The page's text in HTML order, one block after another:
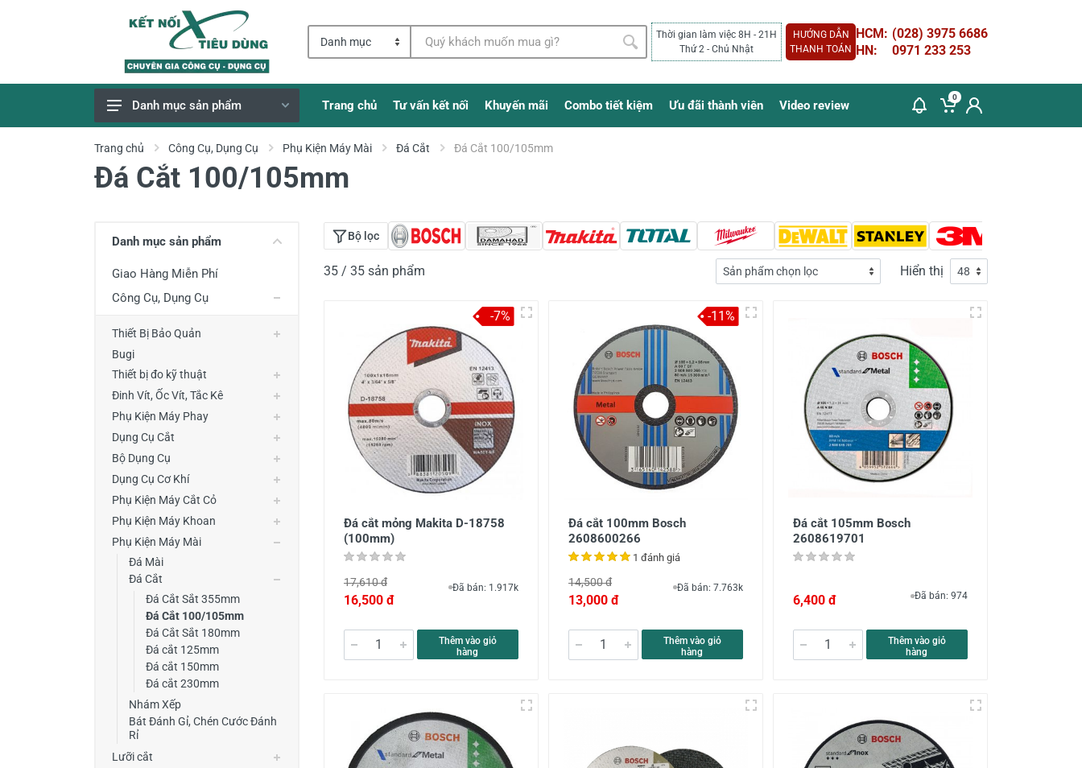
Thời gian làm việc 8H - 21H
Thứ 2 - Chủ Nhật
HƯỚNG DẪN
THANH TOÁN
HCM: (028) 3975 6686
HN:
0971 233 253
Giao Hàng Miễn Phí
Công Cụ, Dụng Cụ
Thiết Bị Đo Điện
Thước Đo Laser
Đồ Bảo Hộ Lao Động
Danh mục sản phẩm Trang chủ Tư vấn kết nối Khuyến mãi Combo tiết kiệm Ưu đãi thành viên Video review
0
Trang chủ Công Cụ, Dụng Cụ Phụ Kiện Máy Mài Đá Cắt Đá Cắt 100/105mm
Đá Cắt 100/105mm
Danh mục sản phẩm
Giao Hàng Miễn Phí
Công Cụ, Dụng Cụ
Thiết Bị Bảo Quản
Bugi
Thiết bị đo kỹ thuật
Đinh Vít, Ốc Vít, Tắc Kê
Phụ Kiện Máy Phay
Dụng Cụ Cắt
Bộ Dụng Cụ
Dụng Cụ Cơ Khí
Phụ Kiện Máy Cắt Cỏ
Phụ Kiện Máy Khoan
Phụ Kiện Máy Mài
Đá Mài
Đá Cắt
Đá Cắt Sắt 355mm
Đá Cắt 100/105mm
Đá Cắt Sắt 180mm
Đá cắt 125mm
Đá cắt 150mm
Đá cắt 230mm
Nhám Xếp
Bát Đánh Gỉ, Chén Cước Đánh
Rỉ
Lưỡi cắt
Bộ lọc
35 / 35 sản phẩm Hiển thị
Đá cắt mỏng Makita D-18758
(100mm)
17,610 đ
16,500 đ
Đã bán: 1.917k
Thêm vào giỏ
hàng
-7%
Đá cắt 100mm Bosch
2608600266
1 đánh giá
14,500 đ
13,000 đ
Đã bán: 7.763k
Thêm vào giỏ
hàng
-11%
Đá cắt 105mm Bosch
2608619701
6,400 đ Đã bán: 974
Thêm vào giỏ
hàng